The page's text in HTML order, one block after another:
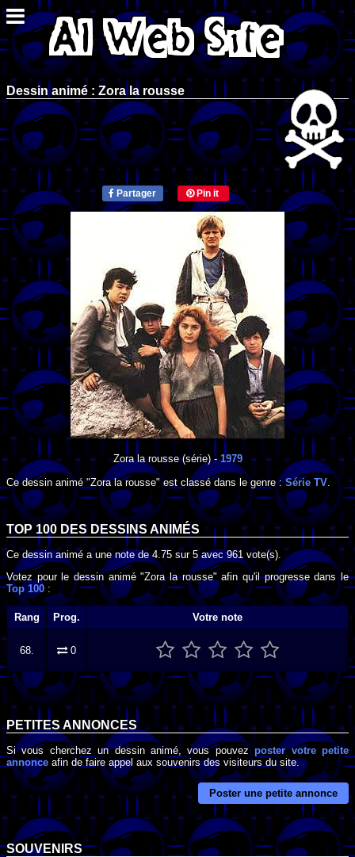
Dessin animé : Zora la rousse
Partager Pin it
Zora la rousse(série) -1979
Ce dessin animé "Zora la rousse" est classé dans le genre :Série TV
TOP 100 DES DESSINS ANIMÉS
Ce dessin animé a une note de4.75 sur 5avec 961 vote(s).
Votez pour le dessin animé "Zora la rousse" afin qu'il progresse dans le
Top 100 :
Rang Prog. Votre note
68. 0
PETITES ANNONCES
Si vous cherchez un dessin animé, vous pouvez poster votre petite
annonce afin de faire appel aux souvenirs des visiteurs du site.
Poster une petite annonce
SOUVENIRS